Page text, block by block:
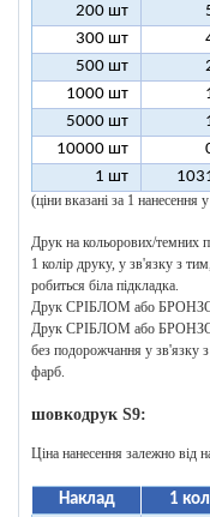
200 шт
300 шт
500 шт
1000 шт
5000 шт
10000 шт
1 шт
(ціни вказані за 1
Друк на кольорових/темних
1 колір друку, у зв'язку з
робиться біла підкладка.
Друк СРІБЛОМ або БРОНЗОЮ
Друк СРІБЛОМ або БРОНЗОЮ
без подорожчання у зв'язку
фарб.
шовкодрук S9:
Ціна нанесення залежно від
Наклад 1